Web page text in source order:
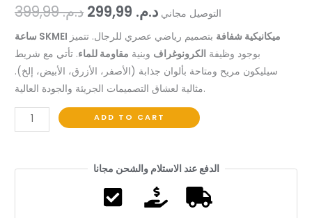
د.م.399,99 د.م. التوصيل مجاني
ساعة SKMEI ميكانيكية شفافة بتصميم رياضي عصري للرجال. تتميز
بوجود وظيفة الكرونوغراف وبنية مقاومة للماء. تأتي مع شريط
سيليكون مريح ومتاحة بألوان جذابة (الأصفر، الأزرق، الأبيض، إلخ).
مثالية لعشاق التصميمات الجريئة والجودة العالية.
ADD TO CART
الدفع عند الاستلام والشحن مجانا